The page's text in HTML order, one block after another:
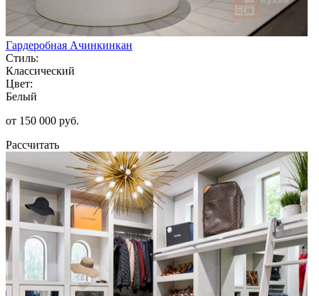
Гардеробная Ачинкинкан
Стиль:
Классический
Цвет:
Белый
от 150 000 руб.
Рассчитать